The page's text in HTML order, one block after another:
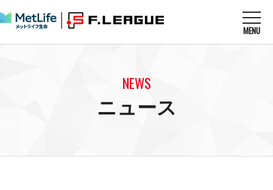
MENU
U-23選抜
NEWS
ニュース